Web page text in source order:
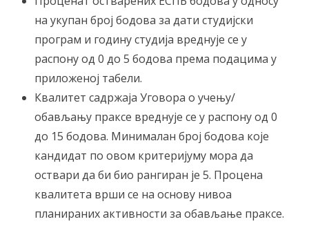
на укупан број бодова за дати студијски
програм и годину студија вреднује се у
распону од 0 до 5 бодова према подацима у
приложеној табели.
Квалитет садржаја Уговора о учењу/
обављању праксе вреднује се у распону од 0
до 15 бодова. Минималан број бодова које
кандидат по овом критеријуму мора да
оствари да би био рангиран је 5. Процена
квалитета врши се на основу нивоа
планираних активности за обављање праксе.